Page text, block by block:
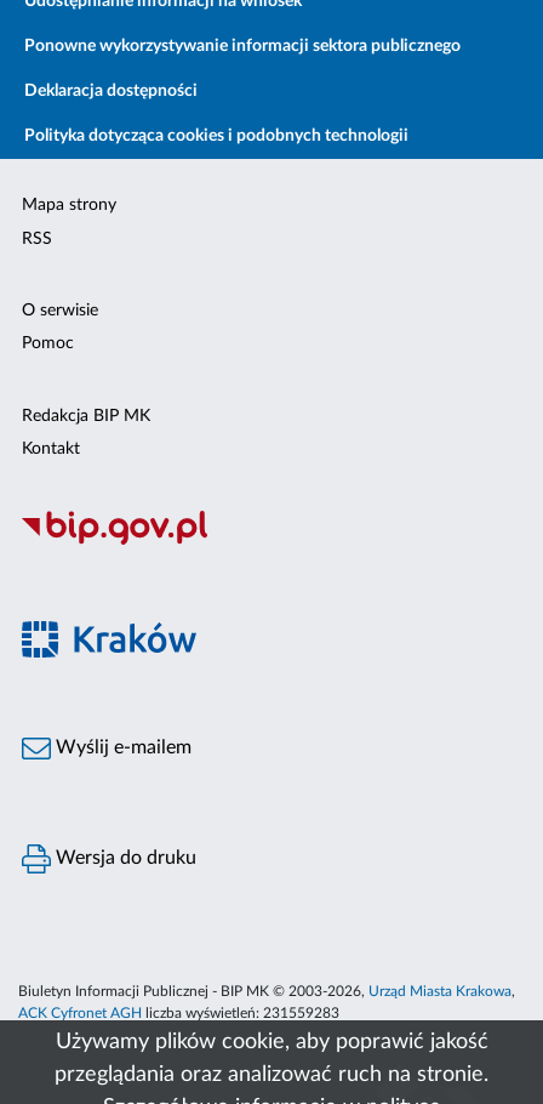
Używamy plików cookie, aby poprawić jakość
przeglądania oraz analizować ruch na stronie.
Ponowne wykorzystywanie informacji sektora publicznego
Deklaracja dostępności
Polityka dotycząca cookies i podobnych technologii
Mapa strony
RSS
O serwisie
Pomoc
Redakcja BIP MK
Kontakt
Wyślij e-mailem
Wersja do druku
Biuletyn Informacji Publicznej - BIP MK © 2003-2026, Urząd Miasta Krakowa,
ACK Cyfronet AGH
liczba wyświetleń: 231559283